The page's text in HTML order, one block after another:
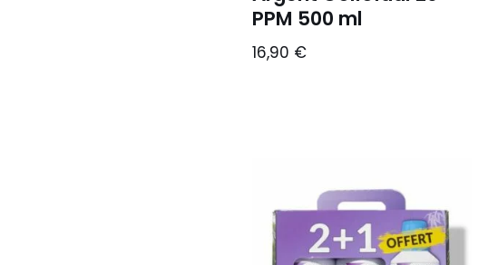
PPM 500 ml
16,90 €